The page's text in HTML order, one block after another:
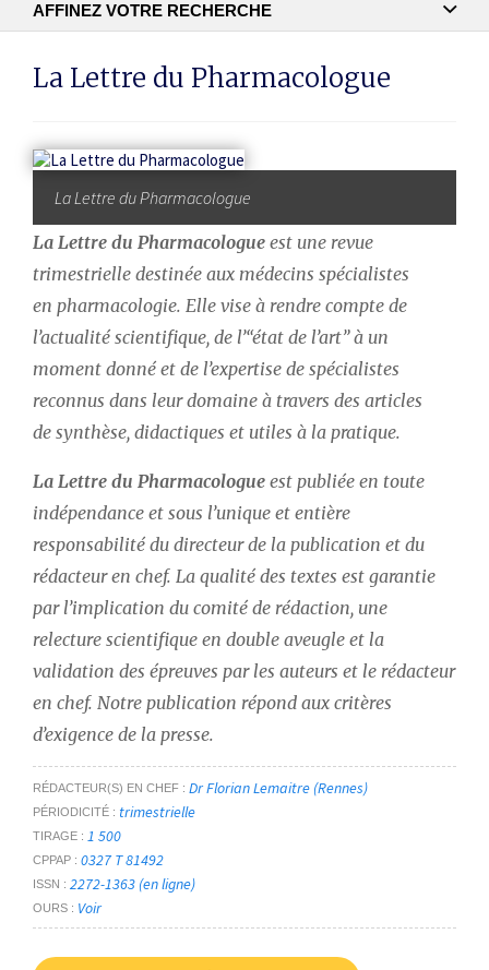
AFFINEZ VOTRE RECHERCHE
Publication
Thématiques
Dates
Du
RECHERCHER
La Lettre du Pharmacologue
La Lettre du Pharmacologue
La Lettre du Pharmacologue est une revue
trimestrielle destinée aux médecins spécialistes
en pharmacologie. Elle vise à rendre compte de
l’actualité scientifique, de l’“état de l’art” à un
moment donné et de l’expertise de spécialistes
reconnus dans leur domaine à travers des articles
de synthèse, didactiques et utiles à la pratique.
La Lettre du Pharmacologue est publiée en toute
indépendance et sous l’unique et entière
responsabilité du directeur de la publication et du
rédacteur en chef. La qualité des textes est garantie
par l’implication du comité de rédaction, une
relecture scientifique en double aveugle et la
validation des épreuves par les auteurs et le rédacteur
en chef. Notre publication répond aux critères
d’exigence de la presse.
RÉDACTEUR(S) EN CHEF Dr Florian Lemaitre (Rennes)
PÉRIODICITÉ trimestrielle
TIRAGE 1 500
CPPAP 0327 T 81492
ISSN 2272-1363 (en ligne)
OURS Voir